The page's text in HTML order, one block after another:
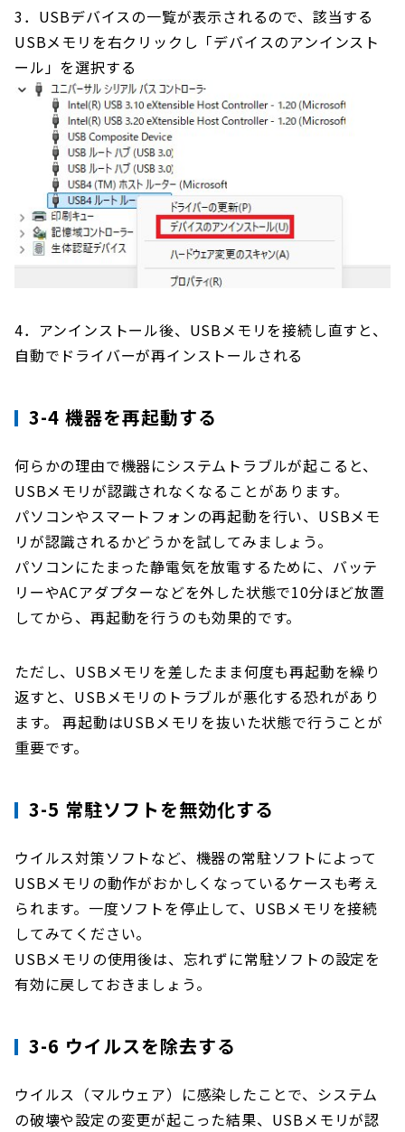
3．USBデバイスの一覧が表示されるので、該当する
USBメモリを右クリックし「デバイスのアンインスト
ール」を選択する
4．アンインストール後、USBメモリを接続し直すと、
自動でドライバーが再インストールされる
3-4 機器を再起動する
何らかの理由で機器にシステムトラブルが起こると、
USBメモリが認識されなくなることがあります。
パソコンやスマートフォンの再起動を行い、USBメモ
リが認識されるかどうかを試してみましょう。
パソコンにたまった静電気を放電するために、バッテ
リーやACアダプターなどを外した状態で10分ほど放置
してから、再起動を行うのも効果的です。
ただし、USBメモリを差したまま何度も再起動を繰り
返すと、USBメモリのトラブルが悪化する恐れがあり
ます。 再起動はUSBメモリを抜いた状態で行うことが
重要です。
3-5 常駐ソフトを無効化する
ウイルス対策ソフトなど、機器の常駐ソフトによって
USBメモリの動作がおかしくなっているケースも考え
られます。一度ソフトを停止して、USBメモリを接続
してみてください。
USBメモリの使用後は、忘れずに常駐ソフトの設定を
有効に戻しておきましょう。
3-6 ウイルスを除去する
ウイルス（マルウェア）に感染したことで、システム
の破壊や設定の変更が起こった結果、USBメモリが認